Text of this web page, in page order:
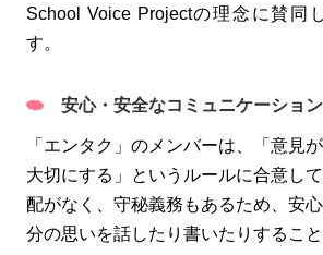
School Voice Projectの理念に賛同
す。
安心・安全なコミュニケーショ
「エンタク」のメンバーは、「意見
大切にする」というルールに合意し
配がなく、守秘義務もあるため、安
分の思いを話したり書いたりすること